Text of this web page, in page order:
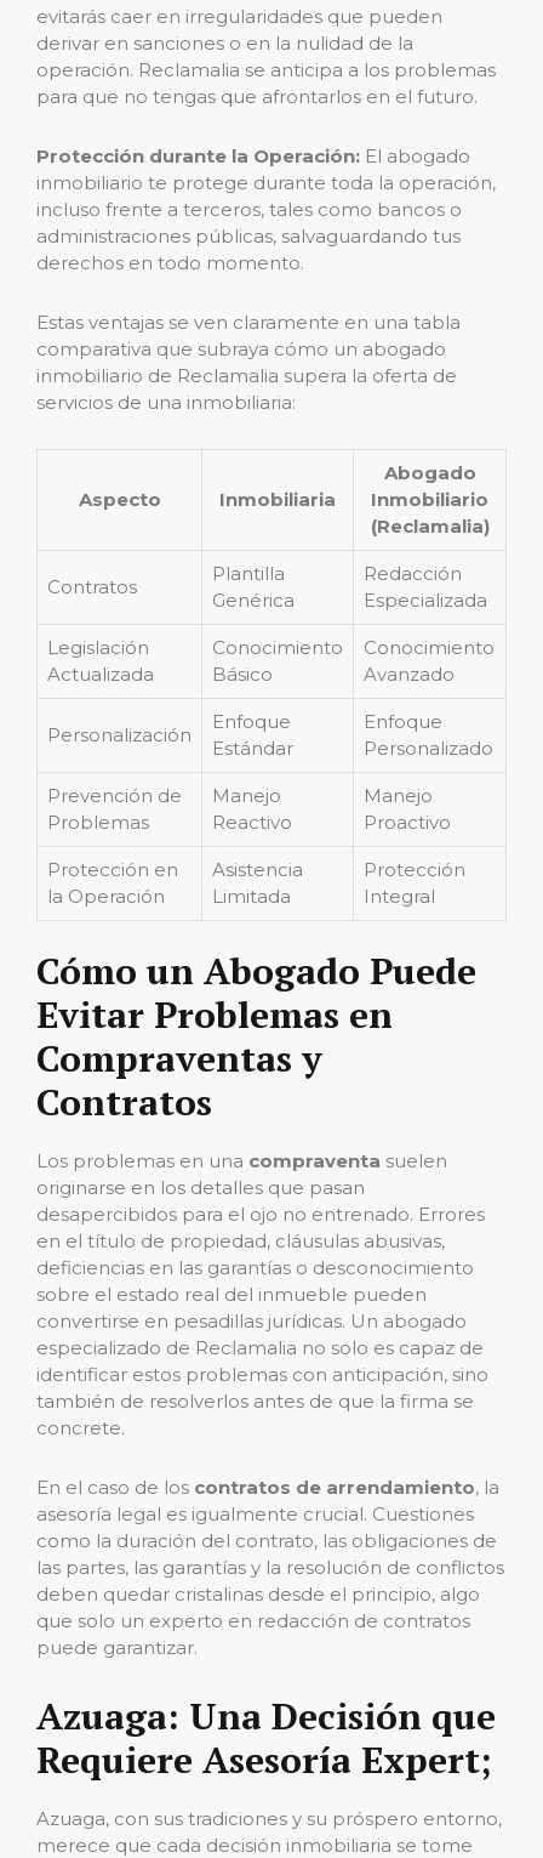
evitarás caer en irregularidades que pueden
derivar en sanciones o en la nulidad de la
operación. Reclamalia se anticipa a los problemas
para que no tengas que afrontarlos en el futuro.
Protección durante la Operación: El abogado
inmobiliario te protege durante toda la operación,
incluso frente a terceros, tales como bancos o
administraciones públicas, salvaguardando tus
derechos en todo momento.
Estas ventajas se ven claramente en una tabla
comparativa que subraya cómo un abogado
inmobiliario de Reclamalia supera la oferta de
servicios de una inmobiliaria:
Aspecto Inmobiliaria
Abogado
Inmobiliario
(Reclamalia)
Contratos
Plantilla
Genérica
Redacción
Especializada
Legislación
Actualizada
Conocimiento
Básico
Conocimiento
Avanzado
Personalización
Enfoque
Estándar
Enfoque
Personalizado
Prevención de
Problemas
Manejo
Reactivo
Manejo
Proactivo
Protección en
la Operación
Asistencia
Limitada
Protección
Integral
Cómo un Abogado Puede
Evitar Problemas en
Compraventas y
Contratos
Los problemas en una compraventa suelen
originarse en los detalles que pasan
desapercibidos para el ojo no entrenado. Errores
en el título de propiedad, cláusulas abusivas,
deficiencias en las garantías o desconocimiento
sobre el estado real del inmueble pueden
convertirse en pesadillas jurídicas. Un abogado
especializado de Reclamalia no solo es capaz de
identificar estos problemas con anticipación, sino
también de resolverlos antes de que la firma se
concrete.
En el caso de los contratos de arrendamiento, la
asesoría legal es igualmente crucial. Cuestiones
como la duración del contrato, las obligaciones de
las partes, las garantías y la resolución de conflictos
deben quedar cristalinas desde el principio, algo
que solo un experto en redacción de contratos
puede garantizar.
Azuaga: Una Decisión que
Requiere Asesoría Expert;
Azuaga, con sus tradiciones y su próspero entorno,
merece que cada decisión inmobiliaria se tome